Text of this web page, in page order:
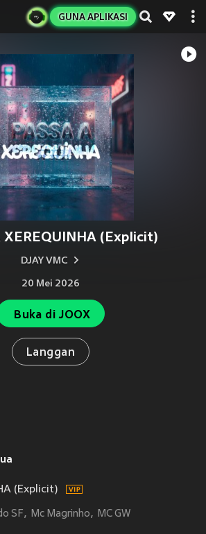
GUNA APLIKASI
XEREQUINHA (Explicit)
DJAY VMC
20 Mei 2026
Buka di JOOX
Langgan
(Explicit)
SF Mc Magrinho MC GW